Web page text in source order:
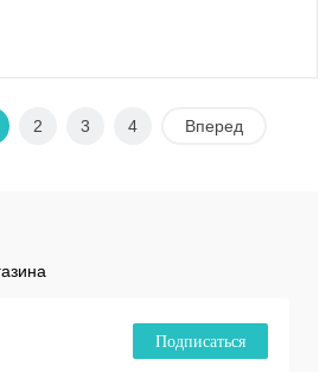
2 3 4 Вперед
Подписаться